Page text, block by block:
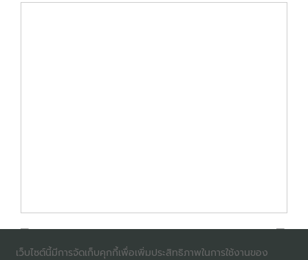
เว็บไซต์นี้มีการจัดเก็บคุกกี้เพื่อเพิ่มประสิทธิภาพในการใช้งานของ